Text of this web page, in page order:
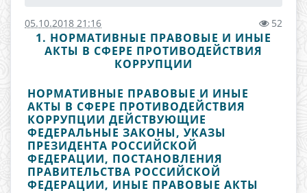
05.10.2018 21:16 52
1. НОРМАТИВНЫЕ ПРАВОВЫЕ И ИНЫЕ
АКТЫ В СФЕРЕ ПРОТИВОДЕЙСТВИЯ
КОРРУПЦИИ
НОРМАТИВНЫЕ ПРАВОВЫЕ И ИНЫЕ
АКТЫ В СФЕРЕ ПРОТИВОДЕЙСТВИЯ
КОРРУПЦИИ ДЕЙСТВУЮЩИЕ
ФЕДЕРАЛЬНЫЕ ЗАКОНЫ, УКАЗЫ
ПРЕЗИДЕНТА РОССИЙСКОЙ
ФЕДЕРАЦИИ, ПОСТАНОВЛЕНИЯ
ПРАВИТЕЛЬСТВА РОССИЙСКОЙ
ФЕДЕРАЦИИ, ИНЫЕ ПРАВОВЫЕ АКТЫ